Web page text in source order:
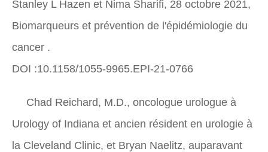
Stanley L Hazen et Nima Sharifi, 28 octobre 2021,
Biomarqueurs et prévention de l'épidémiologie du
cancer .
DOI :10.1158/1055-9965.EPI-21-0766
Chad Reichard, M.D., oncologue urologue à
Urology of Indiana et ancien résident en urologie à
la Cleveland Clinic, et Bryan Naelitz, auparavant